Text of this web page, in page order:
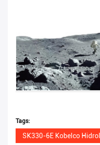
Tags:
SK330-6E Kobelco